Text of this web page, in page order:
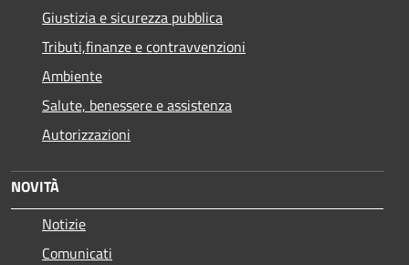
Giustizia e sicurezza pubblica
Tributi,finanze e contravvenzioni
Ambiente
Salute, benessere e assistenza
Autorizzazioni
NOVITÀ
Notizie
Comunicati